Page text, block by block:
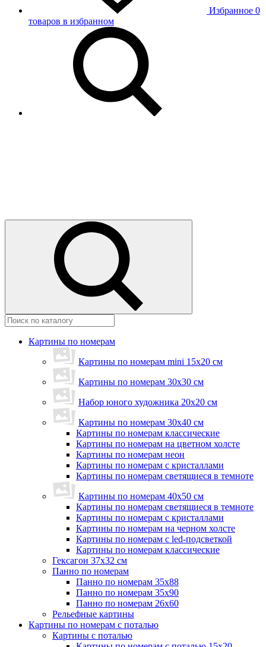
Избранное 0
товаров в избранном
Картины по номерам
Картины по номерам mini 15х20 см
Картины по номерам 30x30 см
Набор юного художника 20х20 см
Картины по номерам 30х40 см
Картины по номерам классические
Картины по номерам на цветном холсте
Картины по номерам неон
Картины по номерам с кристаллами
Картины по номерам светящиеся в темноте
Картины по номерам 40х50 см
Картины по номерам светящиеся в темноте
Картины по номерам с кристаллами
Картины по номерам на черном холсте
Картины по номерам с led-подсветкой
Картины по номерам классические
Гексагон 37х32 см
Панно по номерам
Панно по номерам 35х88
Панно по номерам 35х90
Панно по номерам 26х60
Рельефные картины
Картины по номерам с поталью
Картины с поталью